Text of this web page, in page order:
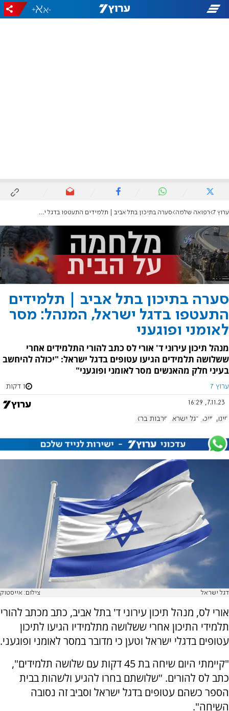
-
+
ערוץ 7 רפואה שלמה סערה בתיכון בתל אביב | תלמידים התעטפו בדגל ישראל, המנהל: מסר לאומני ופוגעני
סערה בתיכון בתל אביב | תלמידים
התעטפו בדגל ישראל, המנהל: מסר
לאומני ופוגעני
מנהל תיכון עירוני ד' אורי לס כתב להורי התלמידים אחרי
ששלושה תלמידים הגיעו עטופים בדגל ישראל: "יכולה להיחשב
בעיני חלק מהאנשים מסר לאומני ופוגעני"
ערוץ 7 1 דקות
7.11.23, 16:29
חינוך תיכון דגל ישראל חרבות ברזל
דגל ישראל צילום: אייסטוק
אורי לס, מנהל תיכון עירוני ד' בתל אביב, כתב מכתב להורי
תלמידי התיכון אחרי ששלושה מתלמידיו הגיעו לתיכון
עטופים בדגלי ישראל וטען כי מדובר במסר לאומני ופוגעני.
"קיימתי היום שיחה בת 45 דקות עם שלושה תלמידים",
כתב לס להורים. "שלושתם בחרו להגיע ולשהות בבית
הספר כשהם עטופים בדגל ישראל וסביב זה נסובה
השיחה".